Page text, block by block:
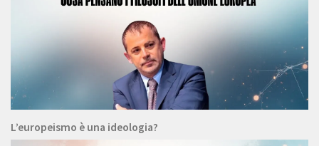
L’europeismo è una ideologia?